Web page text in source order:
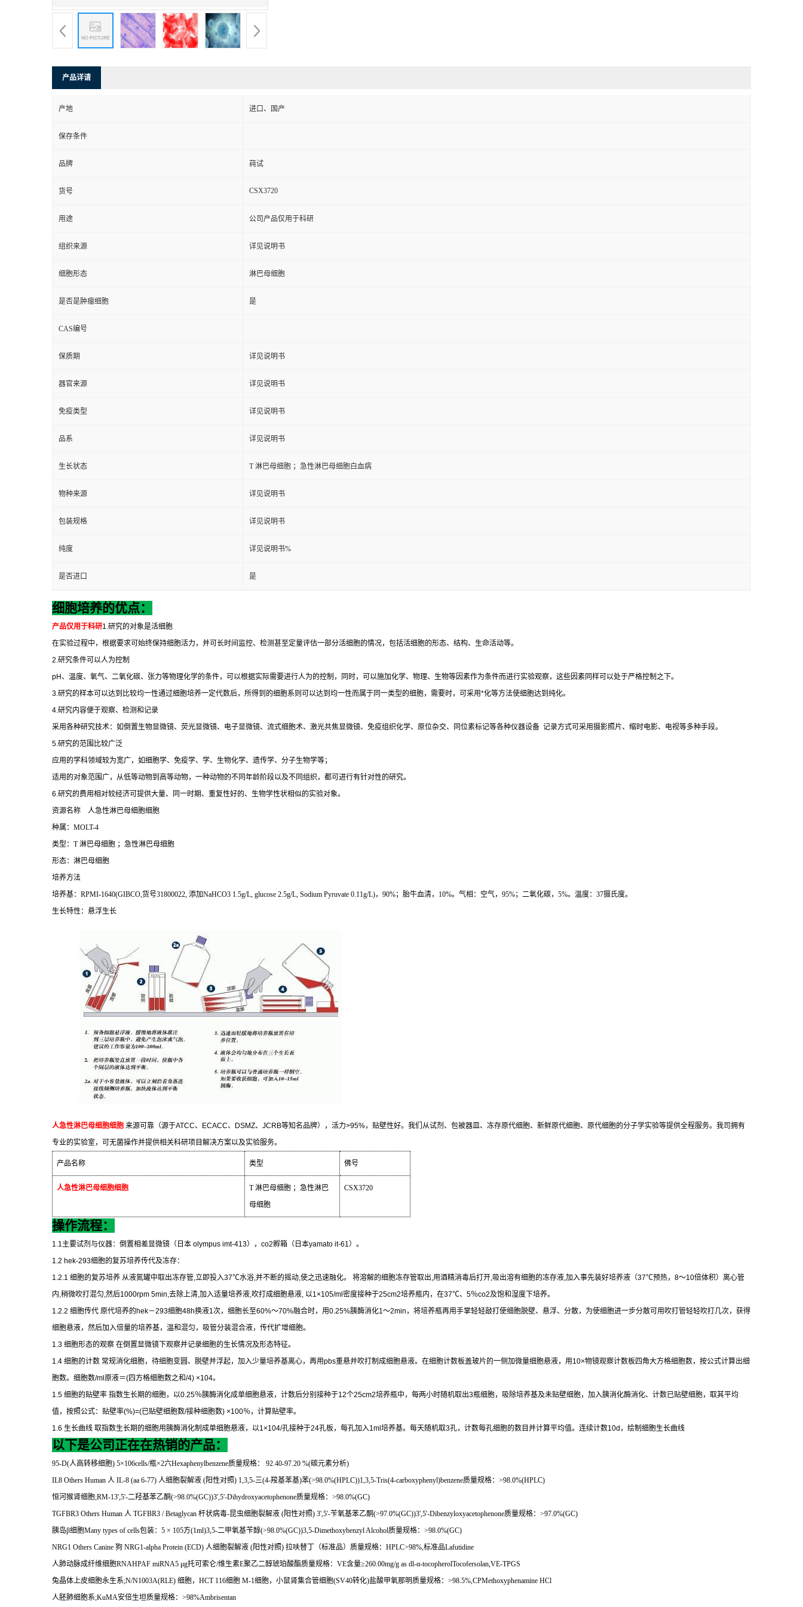
产品详请
产地 进口、国产
保存条件
品牌 莼试
货号 CSX3720
用途 公司产品仅用于科研
组织来源 详见说明书
细胞形态 淋巴母细胞
是否是肿瘤细胞 是
CAS编号
保质期 详见说明书
器官来源 详见说明书
免疫类型 详见说明书
品系 详见说明书
生长状态 T 淋巴母细胞 ；急性淋巴母细胞白血病
物种来源 详见说明书
包装规格 详见说明书
纯度 详见说明书%
是否进口 是
细胞培养的优点：
产品仅用于科研1. 研究的对象是活细胞
在实验过程中，根据要求可始终保持细胞活力，并可长时间监控、检测甚至定量评估一部分活细胞的情况，包括活细胞的形态、结构、生命活动等。
2. 研究条件可以人为控制
pH、温度、氧气、二氧化碳、张力等物理化学的条件，可以根据实际需要进行人为的控制，同时，可以施加化学、物理、生物等因素作为条件而进行实验观察，这些因素同样可以处于严格控制之下。
3. 研究的样本可以达到比较均一性通过细胞培养一定代数后，所得到的细胞系则可以达到均一性而属于同一类型的细胞，需要时，可采用*化等方法使细胞达到纯化。
4. 研究内容便于观察、检测和记录
采用各种研究技术：如倒置生物显微镜、荧光显微镜、电子显微镜、流式细胞术、激光共焦显微镜、免疫组织化学、原位杂交、同位素标记等各种仪器设备 记录方式可采用摄影照片、缩时电影、电视等多种手段。
5. 研究的范围比较广泛
应用的学科领域较为宽广，如细胞学、免疫学、学、生物化学、遗传学、分子生物学等；
适用的对象范围广，从低等动物到高等动物，一种动物的不同年龄阶段以及不同组织，都可进行有针对性的研究。
6. 研究的费用相对较经济可提供大量、同一时期、重复性好的、生物学性状相似的实验对象。
资源名称 人急性淋巴母细胞细胞
种属： MOLT-4
类型： T淋巴母细胞 ；急性淋巴母细胞
形态：淋巴母细胞
培养方法
培养基： RPMI-1640(GIBCO, 货号31800022, 添加NaHCO3 1.5g/L, glucose 2.5g/L, Sodium Pyruvate 0.11g/L)， 90%；胎牛血清， 10%。气相：空气， 95%；二氧化碳， 5%。温度： 37摄氏度。
生长特性：悬浮生长
人急性淋巴母细胞细胞 来源可靠（源于ATCC、 ECACC、 DSMZ、 JCRB等知名品牌），活力>95%，贴壁性好。我们从试剂、包被器皿、冻存原代细胞、新鲜原代细胞、原代细胞的分子学实验等提供全程服务。我司拥有
专业的实验室，可无菌操作并提供相关科研项目解决方案以及实验服务。
产品名称 类型 佛号
人急性淋巴母细胞细胞 T淋巴母细胞 ；急性淋巴
母细胞
CSX3720
操作流程：
1.1 主要试剂与仪器：倒置相差显微镜（日本 olympus imt-413）， co2孵箱（日本yamato it-61 ）。
1.2 hek-293细胞的复苏培养传代及冻存：
1.2.1 细胞的复苏培养 从液氮罐中取出冻存管 立即投入37℃水浴 并不断的摇动 使之迅速融化。 将溶解的细胞冻存管取出 用酒精消毒后打开 吸出溶有细胞的冻存液 加入事先装好培养液（37℃预热， 8～10倍体积）离心管
内 稍微吹打混匀 然后1000rpm 5min, 去除上清 加入适量培养液 吹打成细胞悬液 以1×105/ml密度接种于25cm2培养瓶内，在37℃、 5％co2及饱和湿度下培养。
1.2.2 细胞传代 原代培养的hek－293细胞48h换液1 次，细胞长至60%～70%融合时，用0.25%胰酶消化1 ～2min ，将培养瓶再用手掌轻轻敲打使细胞脱壁、悬浮、分散，为使细胞进一步分散可用吹打管轻轻吹打几次，获得
细胞悬液，然后加入倍量的培养基，温和混匀，吸管分装混合液，传代扩增细胞。
1.3 细胞形态的观察 在倒置显微镜下观察并记录细胞的生长情况及形态特征。
1.4 细胞的计数 常规消化细胞，待细胞变圆、脱壁并浮起，加入少量培养基离心，再用pbs重悬并吹打制成细胞悬液。在细胞计数板盖玻片的一侧加微量细胞悬液，用 10×物镜观察计数板四角大方格细胞数，按公式计算出细
胞数。细胞数/ml原液＝(四方格细胞数之和/4) ×104。
1.5 细胞的贴壁率 指数生长期的细胞，以0.25％胰酶消化成单细胞悬液，计数后分别接种于12个25cm2培养瓶中，每两小时随机取出3瓶细胞，吸除培养基及未贴壁细胞，加入胰消化酶消化、计数已贴壁细胞，取其平均
值，按照公式：贴壁率(%)=(已贴壁细胞数/接种细胞数) ×100％，计算贴壁率。
1.6 生长曲线 取指数生长期的细胞用胰酶消化制成单细胞悬液，以1×104/孔接种于24孔板，每孔加入1ml培养基。每天随机取3孔，计数每孔细胞的数目并计算平均值。连续计数10d ，绘制细胞生长曲线
以下是公司正在在热销的产品：
95-D(人高转移细胞) 5×106cells/瓶×2六Hexaphenylbenzene质量规格： 92.40-97.20 %(碳元素分析)
IL8 Others Human 人 IL-8 (aa 6-77) 人细胞裂解液 (阳性对照) 1,3,5-三(4-羧基苯基)苯(>98.0%(HPLC))1,3,5-Tris(4-carboxyphenyl)benzene质量规格： >98.0%(HPLC)
恒河猴肾细胞;RM-13',5'-二羟基苯乙酮(>98.0%(GC))3',5'-Dihydroxyacetophenone质量规格： >98.0%(GC)
TGFBR3 Others Human 人 TGFBR3 / Betaglycan 杆状病毒-昆虫细胞裂解液 (阳性对照) 3',5'-苄氧基苯乙酮(>97.0%(GC))3',5'-Dibenzyloxyacetophenone质量规格： >97.0%(GC)
胰岛β细胞Many types of cells包装： 5 × 105方(1ml)3,5-二甲氧基苄醇(>98.0%(GC))3,5-Dimethoxybenzyl Alcohol质量规格： >98.0%(GC)
NRG1 Others Canine 狗 NRG1-alpha Protein (ECD) 人细胞裂解液 (阳性对照) 拉呋替丁（标准品）质量规格： HPLC>98%, 标准品Lafutidine
人肺动脉成纤维细胞RNAHPAF miRNA5 μg托可索仑/维生素E聚乙二醇琥珀酸酯质量规格： VE含量≥260.00mg/g as dl-α-tocopherolTocofersolan,VE-TPGS
兔晶体上皮细胞永生系;N/N1003A(RLE) 细胞， HCT 116细胞 M-1细胞，小鼠肾集合管细胞(SV40转化)盐酸甲氧那明质量规格： >98.5%,CPMethoxyphenamine HCl
人胚肺细胞系;KuMA安倍生坦质量规格： >98%Ambrisentan